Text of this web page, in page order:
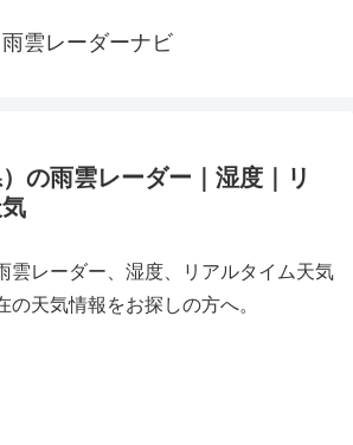
雨雲レーダーナビ
の雨雲レーダー｜湿度｜リ
雲レーダー、湿度、リアルタイム天気
の天気情報をお探しの方へ。